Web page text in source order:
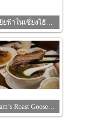
ยฟ้าในเซี่ยงไฮ้…
Roast Goose…